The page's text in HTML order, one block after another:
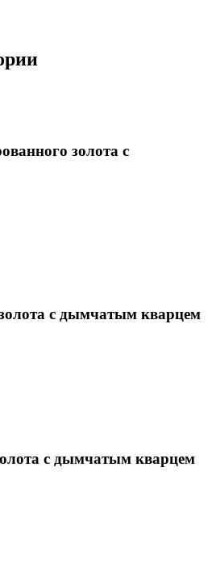
золота с
с дымчатым кварцем
с дымчатым кварцем